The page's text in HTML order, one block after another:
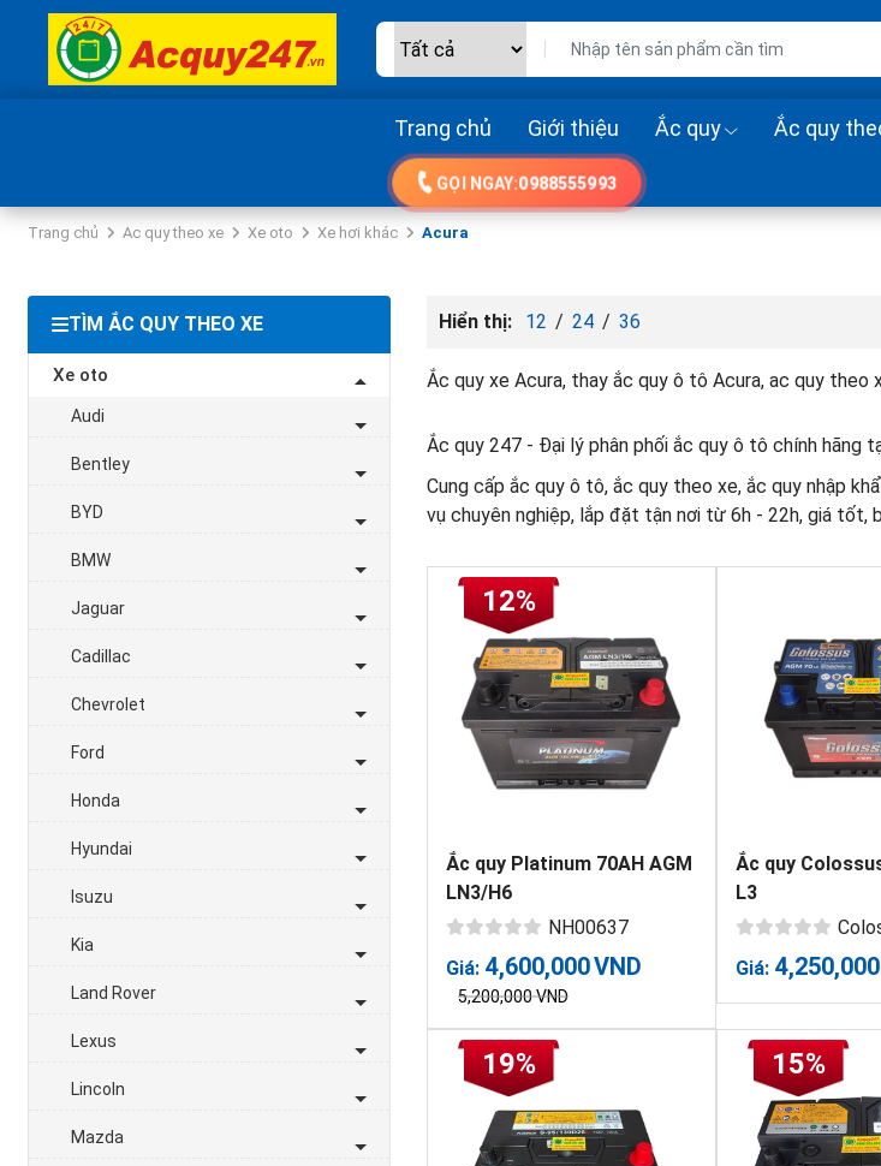
Trang chủ Giới thiệu Ắc quy Ắc quy
GỌI NGAY:0988555993
Trang chủ Ac quy theo xe Xe oto Xe hơi khác Acura
TÌM ẮC QUY THEO XE
Xe oto
Audi
Bentley
BYD
BMW
Jaguar
Cadillac
Chevrolet
Ford
Honda
Hyundai
Isuzu
Kia
Land Rover
Lexus
Lincoln
Mazda
Hiển thị: 12 / 24 / 36
Ắc quy xe Acura, thay ắc quy ô tô Acura, ac quy theo
Ắc quy 247 - Đại lý phân phối ắc quy ô tô chính hãng
Cung cấp ắc quy ô tô, ắc quy theo xe, ắc quy nhập
vụ chuyên nghiệp, lắp đặt tận nơi từ 6h - 22h, giá tốt,
12%
Ắc quy Platinum 70AH AGM
LN3/H6
NH00637
Giá: 4,600,000VND
5,200,000VND
Ắc quy
L3
Giá: 4,250,000
19% 15%